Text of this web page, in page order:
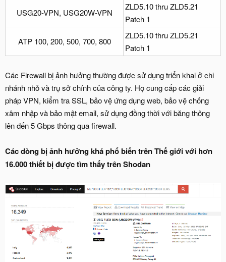
USG20-VPN, USG20W-VPN​
ZLD5.10 thru ZLD5.21
Patch 1
ATP 100, 200, 500, 700, 800​
ZLD5.10 thru ZLD5.21
Patch 1
Các Firewall bị ảnh hưởng thường được sử dụng triển khai ở chi
nhánh nhỏ và trụ sở chính của công ty. Họ cung cấp các giải
pháp VPN, kiểm tra SSL, bảo vệ ứng dụng web, bảo vệ chống
xâm nhập và bảo mật email, sử dụng đồng thời với băng thông
lên đến 5 Gbps thông qua firewall.
Các dòng bị ảnh hưởng khá phổ biến trên Thế giới với hơn
16.000 thiết bị được tìm thấy trên Shodan